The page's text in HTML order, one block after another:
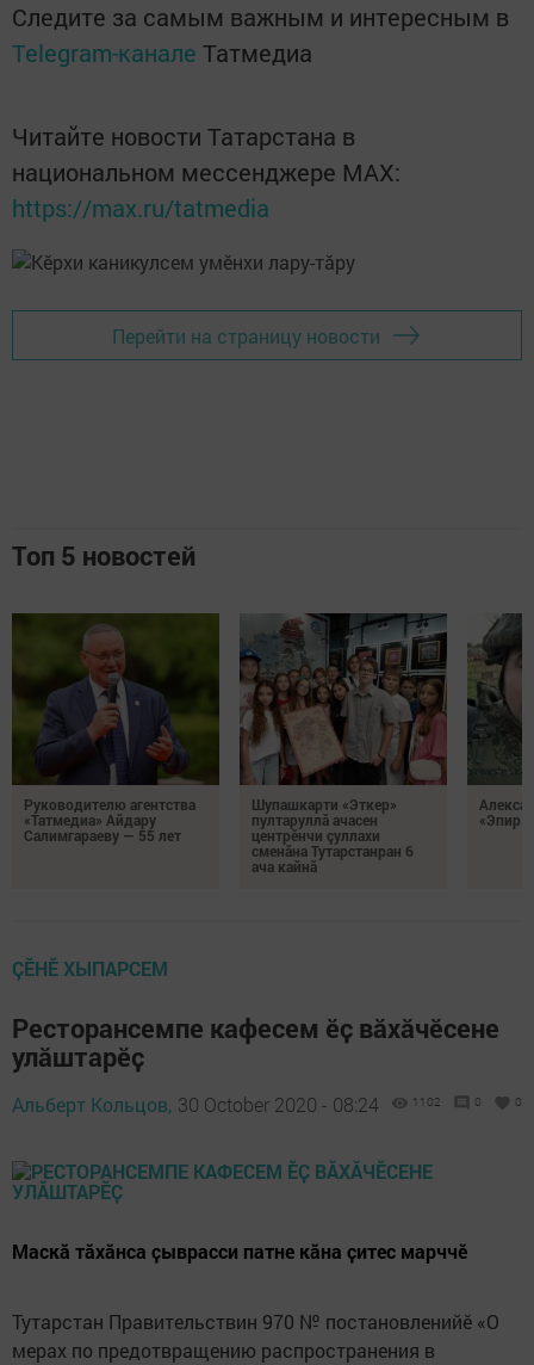
Следите за самым важным и интересным в
Telegram-канале Татмедиа
Читайте новости Татарстана в
национальном мессенджере MАХ:
https://max.ru/tatmedia
Перейти на страницу новости
Топ 5 новостей
Руководителю агентства
«Татмедиа» Айдару
Салимгараеву — 55 лет
Шупашкарти «Эткер»
пултаруллă ачасен
центрӗнчи çуллахи
сменăна Тутарстанран 6
ача кайнă
«Эпир
ÇӖНӖ ХЫПАРСЕМ
Ресторансемпе кафесем ӗҫ вӑхӑчӗсене
улӑштарӗҫ
Альберт Кольцов, 30 October 2020 - 08:24 1102 0 0
Маскӑ тӑхӑнса ҫыврасси патне кӑна ҫитес марччӗ
Тутарстан Правительствин 970 № постановленийӗ «О
мерах по предотвращению распространения в